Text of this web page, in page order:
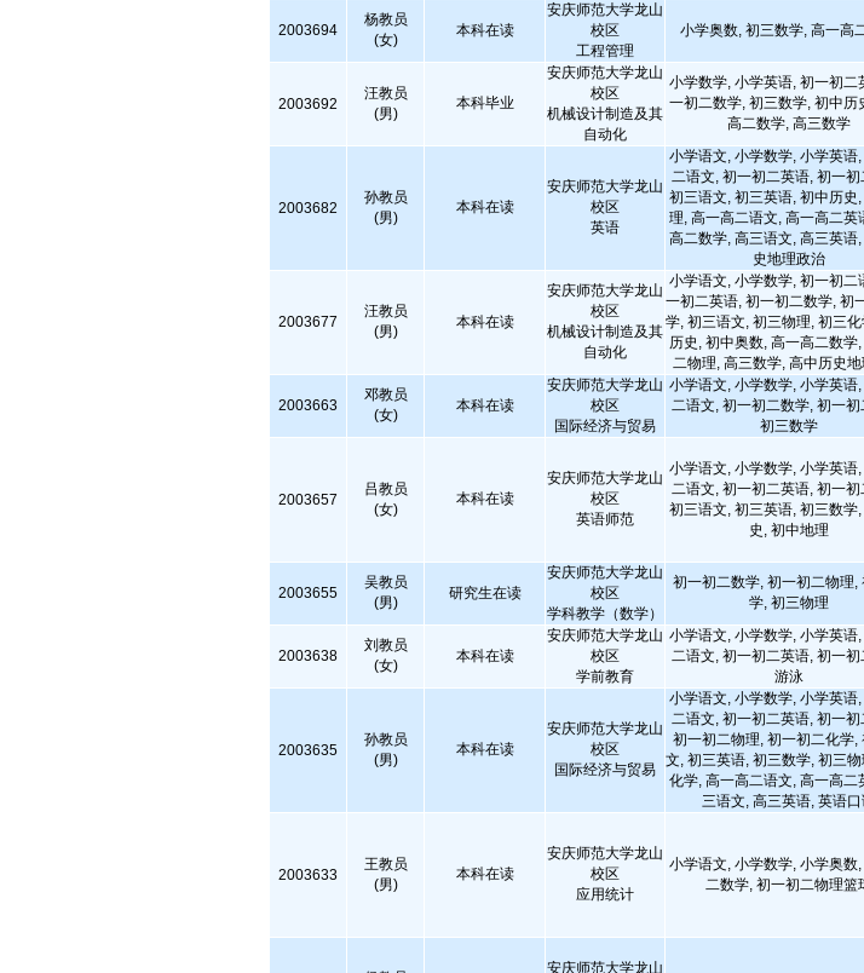
2003694
杨教员
(女)
本科在读
安庆师范大学龙山
校区
工程管理
小学奥数, 初三数学, 高一高
2003692
汪教员
(男)
本科毕业
安庆师范大学龙山
校区
机械设计制造及其
自动化
小学数学, 小学英语, 初一初二
一初二数学, 初三数学, 初中历
高二数学, 高三数学
2003682
孙教员
(男)
本科在读
安庆师范大学龙山
校区
英语
小学语文, 小学数学, 小学英语
二语文, 初一初二英语, 初一初
初三语文, 初三英语, 初中历史
理, 高一高二语文, 高一高二英
高二数学, 高三语文, 高三英语
史地理政治
2003677
汪教员
(男)
本科在读
安庆师范大学龙山
校区
机械设计制造及其
自动化
小学语文, 小学数学, 初一初二
一初二英语, 初一初二数学, 初
学, 初三语文, 初三物理, 初三化
历史, 初中奥数, 高一高二数学
二物理, 高三数学, 高中历史
2003663
邓教员
(女)
本科在读
安庆师范大学龙山
校区
国际经济与贸易
小学语文, 小学数学, 小学英语
二语文, 初一初二数学, 初一初
初三数学
2003657
吕教员
(女)
本科在读
安庆师范大学龙山
校区
英语师范
小学语文, 小学数学, 小学英语
二语文, 初一初二英语, 初一初
初三语文, 初三英语, 初三数学
史, 初中地理
2003655
吴教员
(男)
研究生在读
安庆师范大学龙山
校区
学科教学（数学）
初一初二数学, 初一初二物理,
学, 初三物理
2003638
刘教员
(女)
本科在读
安庆师范大学龙山
校区
学前教育
小学语文, 小学数学, 小学英语
二语文, 初一初二英语, 初一初
游泳
2003635
孙教员
(男)
本科在读
安庆师范大学龙山
校区
国际经济与贸易
小学语文, 小学数学, 小学英语
二语文, 初一初二英语, 初一初
初一初二物理, 初一初二化学,
文, 初三英语, 初三数学, 初三物
化学, 高一高二语文, 高一高二
三语文, 高三英语, 英语
2003633
王教员
(男)
本科在读
安庆师范大学龙山
校区
应用统计
小学语文, 小学数学, 小学奥数
二数学, 初一初二物理篮
安庆师范大学龙山